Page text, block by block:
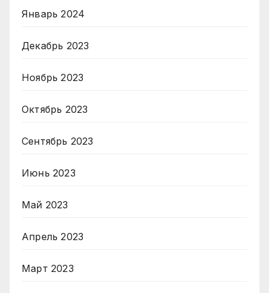
Январь 2024
Декабрь 2023
Ноябрь 2023
Октябрь 2023
Сентябрь 2023
Июнь 2023
Май 2023
Апрель 2023
Март 2023